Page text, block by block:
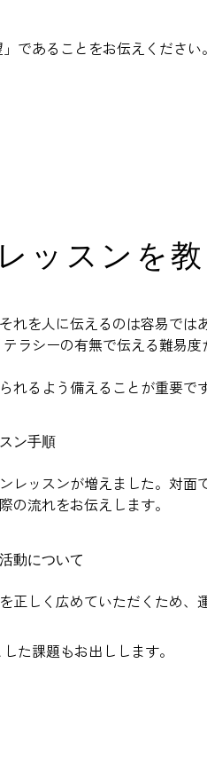
であることをお伝えください。
ッスンを
れを人に伝えるのは容易で
ラシーの有無で伝える難易
れるよう備えることが重要です
ン手順
レッスンが増えました。対
の流れをお伝えします。
動について
正しく広めていただくため、
た課題もお出しします。